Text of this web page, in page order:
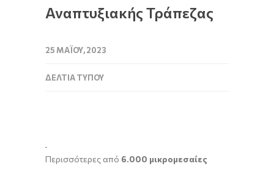
Αναπτυξιακής Τράπεζας
25 ΜΑΪ́ΟΥ, 2023
ΔΕΛΤΊΑ ΤΎΠΟΥ
Περισσότερες από 6.000 μικρομεσαίες